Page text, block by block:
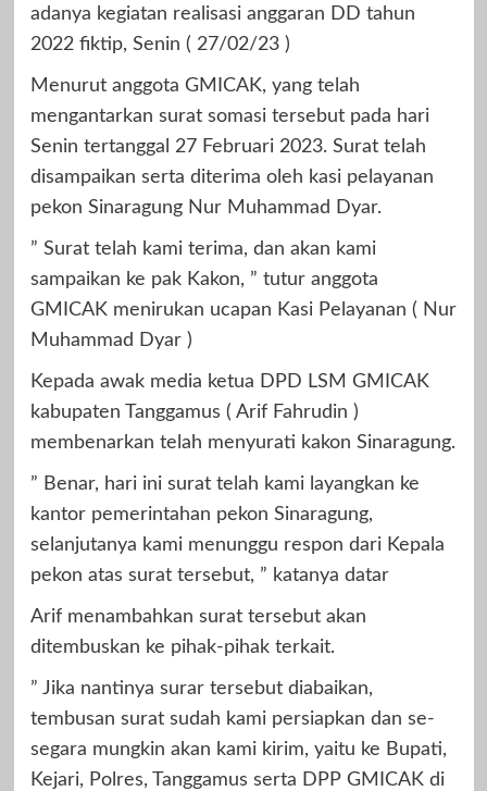
adanya kegiatan realisasi anggaran DD tahun
2022 fiktip, Senin ( 27/02/23 )
Menurut anggota GMICAK, yang telah
mengantarkan surat somasi tersebut pada hari
Senin tertanggal 27 Februari 2023. Surat telah
disampaikan serta diterima oleh kasi pelayanan
pekon Sinaragung Nur Muhammad Dyar.
” Surat telah kami terima, dan akan kami
sampaikan ke pak Kakon, ” tutur anggota
GMICAK menirukan ucapan Kasi Pelayanan ( Nur
Muhammad Dyar )
Kepada awak media ketua DPD LSM GMICAK
kabupaten Tanggamus ( Arif Fahrudin )
membenarkan telah menyurati kakon Sinaragung.
” Benar, hari ini surat telah kami layangkan ke
kantor pemerintahan pekon Sinaragung,
selanjutanya kami menunggu respon dari Kepala
pekon atas surat tersebut, ” katanya datar
Arif menambahkan surat tersebut akan
ditembuskan ke pihak-pihak terkait.
” Jika nantinya surar tersebut diabaikan,
tembusan surat sudah kami persiapkan dan se-
segara mungkin akan kami kirim, yaitu ke Bupati,
Kejari, Polres, Tanggamus serta DPP GMICAK di